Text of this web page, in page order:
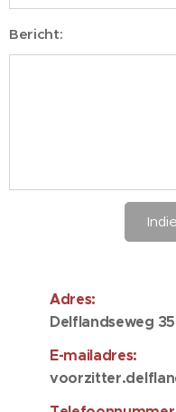
Bericht:
Adres:
Delflandseweg
E-mailadres: